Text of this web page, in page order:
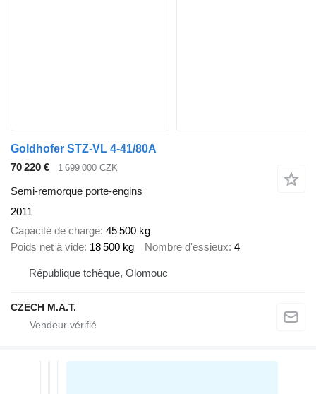
Goldhofer STZ-VL 4-41/80A
70 220 €
1 699 000 CZK
Semi-remorque porte-engins
2011
Capacité de charge 45 500 kg
Poids net à vide 18 500 kg Nombre d'essieux 4
République tchèque, Olomouc
CZECH M.A.T.